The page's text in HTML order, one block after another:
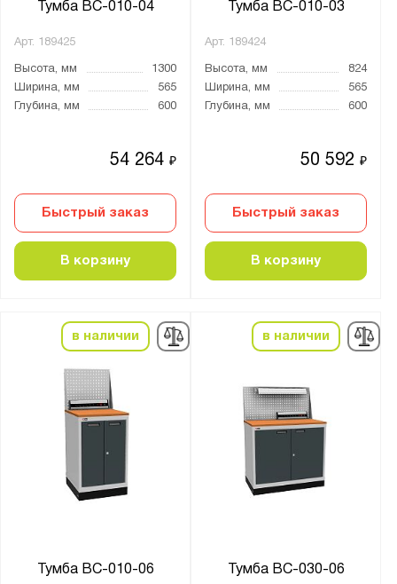
Тумба ВС-010-04
Арт. 189425
Высота, мм
1300
Ширина, мм
565
Глубина, мм
600
54 264₽
Быстрый заказ
В корзину
Тумба ВС-010-03
Арт. 189424
Высота, мм
824
Ширина, мм
565
Глубина, мм
600
50 592₽
Быстрый заказ
В корзину
в наличии
Тумба ВС-010-06
в наличии
Тумба ВС-030-06